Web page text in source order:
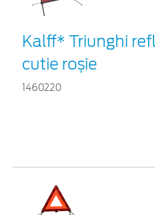
Kalff* Triunghi
cutie roșie
1460220